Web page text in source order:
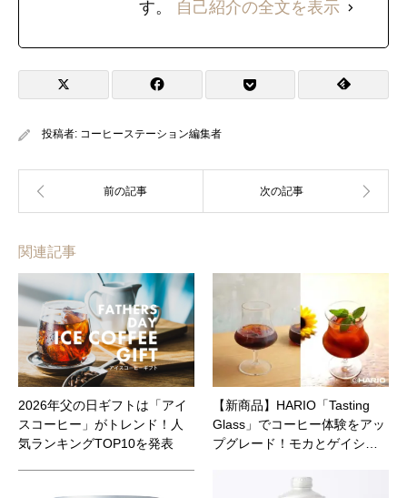
す。 自己紹介の全文を表示
投稿者: コーヒーステーション編集者
関連記事
2026年父の日ギフトは「アイ
スコーヒー」がトレンド！人
気ランキングTOP10を発表
【新商品】HARIO「Tasting
Glass」でコーヒー体験をアッ
プグレード！モカとゲイシ…